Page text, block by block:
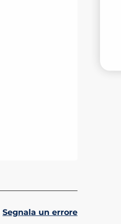
Segnala un errore